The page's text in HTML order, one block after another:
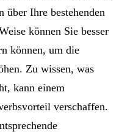
über Ihre bestehenden
können Sie besser
können, um die
Zu wissen, was
kann einem
verschaffen.